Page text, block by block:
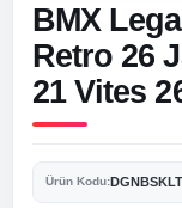
BMX
Retro 26
21 Vites
Ürün Kodu: